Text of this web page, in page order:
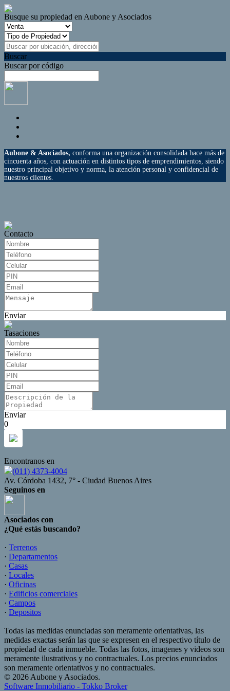
Busque su propiedad en Aubone y Asociados
Buscar
Buscar por código
Aubone & Asociados, conforma una organización consolidada hace más de
cincuenta años, con actuación en distintos tipos de emprendimientos, siendo
nuestro principal objetivo y norma, la atención personal y confidencial de
nuestros clientes.
Contacto
Enviar
Tasaciones
Enviar
0
Encontranos en
(011) 4373-4004
Av. Córdoba 1432, 7° - Ciudad Buenos Aires
Seguinos en
Asociados con
¿Qué estás buscando?
· Terrenos
· Departamentos
· Casas
· Locales
· Oficinas
· Edificios comerciales
· Campos
· Depositos
Todas las medidas enunciadas son meramente orientativas, las
medidas exactas serán las que se expresen en el respectivo título de
propiedad de cada inmueble. Todas las fotos, imagenes y videos son
meramente ilustrativos y no contractuales. Los precios enunciados
son meramente orientativos y no contractuales.
© 2026 Aubone y Asociados.
Software Inmobiliario - Tokko Broker